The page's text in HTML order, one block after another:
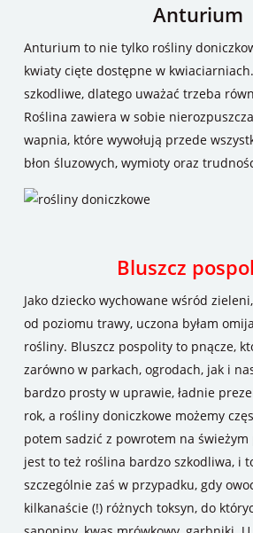
Anturium
Anturium to nie tylko rośliny
kwiaty cięte dostępne w kwiaciarniach.
szkodliwe, dlatego uważać trzeba
Roślina zawiera w sobie
wapnia, które wywołują przede
błon śluzowych, wymioty oraz
Bluszcz
Jako dziecko wychowane wśród
od poziomu trawy, uczona byłam
rośliny. Bluszcz pospolity to pnącze,
zarówno w parkach, ogrodach, jak i
bardzo prosty w uprawie, ładnie
rok, a rośliny doniczkowe możemy
potem sadzić z powrotem na
jest to też roślina bardzo szkodliwa, i
szczególnie zaś w przypadku, gdy
kilkanaście (!) różnych toksyn, do